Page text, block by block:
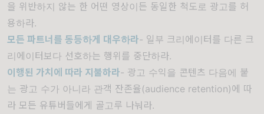
을 위반하지 않는 한 어떤 영상이든 동일한 척도로 광고를 허
용하라.
모든 파트너를 동등하게 대우하라- 일부 크리에이터를 다른 크
리에이터보다 선호하는 행위를 중단하라.
이행된 가치에 따라 지불하라- 광고 수익을 콘텐츠 다음에 붙
는 광고 수가 아니라 관객 잔존율(audience retention)에 따
라 모든 유튜버들에게 골고루 나눠라.